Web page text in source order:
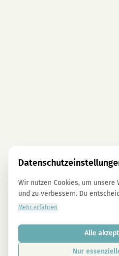
Wir nutzen Cookies, um
und zu verbessern. Du
Mehr erfahren
Alle
Nur